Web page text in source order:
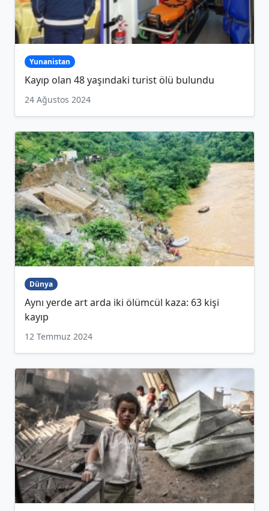
Yunanistan
Kayıp olan 48 yaşındaki turist ölü bulundu
24 Ağustos 2024
Dünya
Aynı yerde art arda iki ölümcül kaza: 63 kişi
kayıp
12 Temmuz 2024